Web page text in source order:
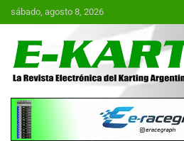
Saltar
al
sábado, agosto 8, 2026
E-Kart.com.ar |
Electrónica del